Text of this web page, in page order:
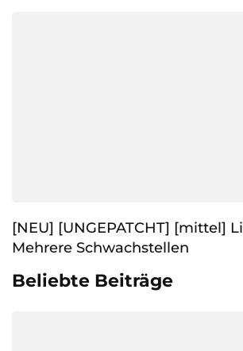
[NEU] [UNGEPATCHT] [mittel]
Mehrere Schwachstellen
Beliebte Beiträge